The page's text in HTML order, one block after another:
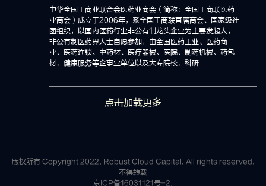
中华全国工商业联合会医药业商会（简称：全国工商联医药
业商会）成立于2006年，系全国工商联直属商会、国家级社
团组织，以国内医药行业非公有制龙头企业为主要发起人，
非公有制医药界人士自愿参加，由全国医药工业、医药商
业、医药连锁、中药材、医疗器械、医院、制药机械、药包
材、健康服务等企事业单位以及大专院校、科研
点击加载更多
版权所有 Copyright 2022, Robust Cloud Capital. All rights reserved.
不得转载
京ICP备16031121号-2.